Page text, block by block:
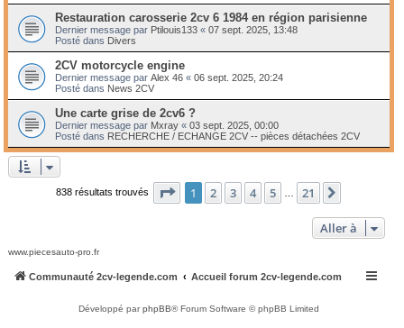
Restauration carosserie 2cv 6 1984 en région parisienne
Dernier message par Ptilouis133 « 07 sept. 2025, 13:48
Posté dans Divers
2CV motorcycle engine
Dernier message par Alex 46 « 06 sept. 2025, 20:24
Posté dans News 2CV
Une carte grise de 2cv6 ?
Dernier message par Mxray « 03 sept. 2025, 00:00
Posté dans RECHERCHE / ECHANGE 2CV -- pièces détachées 2CV
838 résultats trouvés Page 1sur21
1 2 3 4 5 21
Aller à
www.piecesauto-pro.fr
Communauté 2cv-legende.com Accueil forum 2cv-legende.com
Développé parphpBB® Forum Software © phpBB Limited